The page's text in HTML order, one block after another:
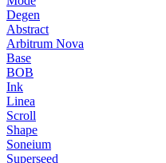
Degen
Abstract
Arbitrum Nova
Base
BOB
Ink
Linea
Scroll
Shape
Soneium
Superseed